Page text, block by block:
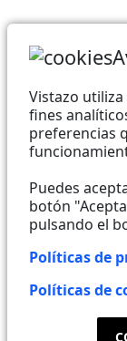
Elecciones
Vistazo
fines
preferencias
Puedes
botón
pulsando el
Políticas de
Políticas de